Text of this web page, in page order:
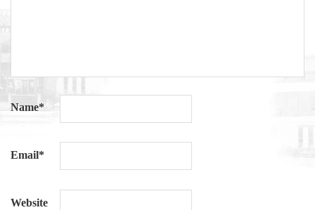
Name*
Email*
Website